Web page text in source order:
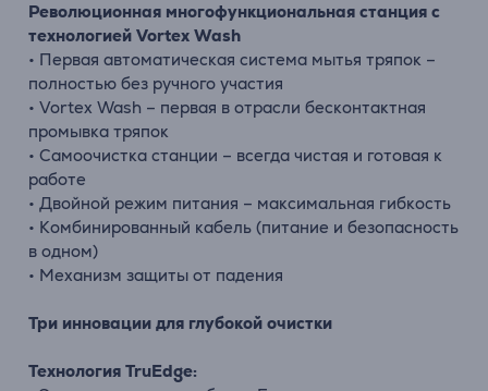
Революционная многофункциональная станция с
технологией Vortex Wash
• Первая автоматическая система мытья тряпок –
полностью без ручного участия
• Vortex Wash – первая в отрасли бесконтактная
промывка тряпок
• Самоочистка станции – всегда чистая и готовая к
работе
• Двойной режим питания – максимальная гибкость
• Комбинированный кабель (питание и безопасность
в одном)
• Механизм защиты от падения
Три инновации для глубокой очистки
Технология TruEdge: